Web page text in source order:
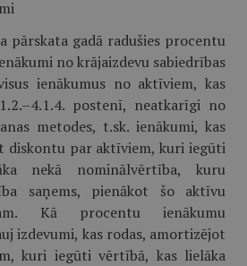
pārskata gadā radušies procentu
no krājaizdevu sabiedrības
ienākumus no aktīviem, kas
postenī, neatkarīgi no
metodes, t.sk. ienākumi, kas
diskontu par aktīviem, kuri iegūti
nekā nominālvērtība, kuru
saņems, pienākot šo aktīvu
Kā procentu ienākumu
izdevumi, kas rodas, amortizējot
kuri iegūti vērtībā, kas lielāka